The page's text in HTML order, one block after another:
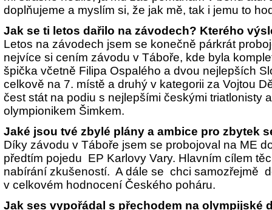
doplňujeme a myslím si, že jak mě, tak i jemu to
Jak se ti letos dařilo na závodech? Kterého
Letos na závodech jsem se konečně párkrát
nejvíce si cením závodu v Táboře, kde byla
špička včetně Filipa Ospalého a dvou nejlepších
celkově na 7. místě a druhý v kategorii za Vojtou
čest stát na podiu s nejlepšími českými triatlonisty
olympionikem Šimkem.
Jaké jsou tvé zbylé plány a ambice pro zbytek
Díky závodu v Táboře jsem se probojoval na ME
předtím pojedu EP Karlovy Vary. Hlavním cílem
nabírání zkušeností. A dále se chci samozřejmě
v celkovém hodnocení Českého poháru.
Jak ses vypořádal s přechodem na olympijské